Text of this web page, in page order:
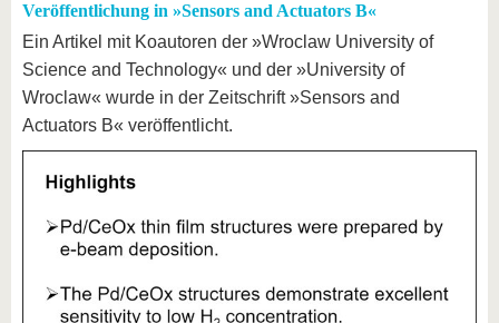
Veröffentlichung in »Sensors and Actuators B«
Ein Artikel mit Koautoren der »Wroclaw University of
Science and Technology« und der »University of
Wroclaw« wurde in der Zeitschrift »Sensors and
Actuators B« veröffentlicht.